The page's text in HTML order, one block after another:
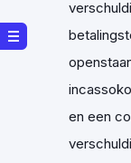
en een